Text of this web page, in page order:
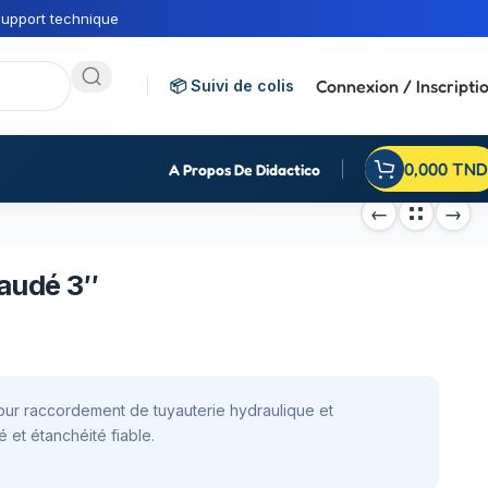
technique
📦 Suivi de colis Connexion /
A Propos De Didactico 0,000 TND
3″
raccordement de tuyauterie hydraulique et
et étanchéité fiable.